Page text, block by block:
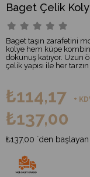
Baget Çelik
Baget taşın zarafetini
kolye hem küpe
dokunuş katıyor. Uzun
çelik yapısı ile her tarzın
₺114,17 +
₺137,00
₺137,00 `den